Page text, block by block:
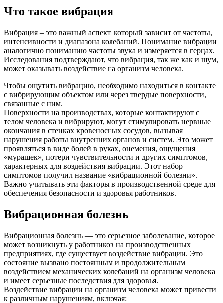
Что такое вибрация
Вибрация – это важный аспект, который зависит от частоты,
интенсивности и диапазона колебаний. Понимание вибрации
аналогично пониманию частоты звука и измеряется в герцах.
Исследования подтверждают, что вибрация, так же как и шум,
может оказывать воздействие на организм человека.
Чтобы ощутить вибрацию, необходимо находиться в контакте
с вибрирующим объектом или через твердые поверхности,
связанные с ним.
Поверхности на производствах, которые контактируют с
телом человека и вибрируют, могут стимулировать нервные
окончания в стенках кровеносных сосудов, вызывая
нарушения работы внутренних органов и систем. Это может
проявляться в виде болей в руках, онемения, ощущения
«мурашек», потери чувствительности и других симптомов,
характерных для воздействия вибрации. Этот набор
симптомов получил название «вибрационной болезни».
Важно учитывать эти факторы в производственной среде для
обеспечения безопасности и здоровья работников.
Вибрационная болезнь
Вибрационная болезнь — это серьезное заболевание, которое
может возникнуть у работников на производственных
предприятиях, где существует воздействие вибрации. Это
состояние вызвано постоянным и продолжительным
воздействием механических колебаний на организм человека
и имеет серьезные последствия для здоровья.
Воздействие вибрации на организм человека может привести
к различным нарушениям, включая: